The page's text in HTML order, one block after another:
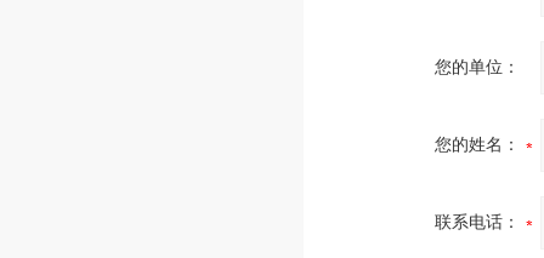
您的单位：
您的姓名：
联系电话：